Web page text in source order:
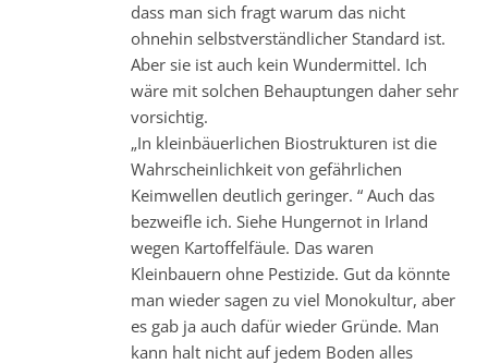
dass man sich fragt warum das nicht
ohnehin selbstverständlicher Standard ist.
Aber sie ist auch kein Wundermittel. Ich
wäre mit solchen Behauptungen daher sehr
vorsichtig.
„In kleinbäuerlichen Biostrukturen ist die
Wahrscheinlichkeit von gefährlichen
Keimwellen deutlich geringer. “ Auch das
bezweifle ich. Siehe Hungernot in Irland
wegen Kartoffelfäule. Das waren
Kleinbauern ohne Pestizide. Gut da könnte
man wieder sagen zu viel Monokultur, aber
es gab ja auch dafür wieder Gründe. Man
kann halt nicht auf jedem Boden alles